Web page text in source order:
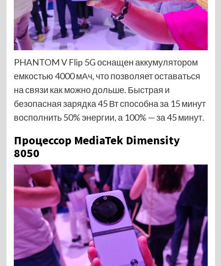
PHANTOM V Flip 5G оснащен аккумулятором
емкостью 4000 мАч, что позволяет оставаться
на связи как можно дольше. Быстрая и
безопасная зарядка 45 Вт способна за 15 минут
восполнить 50% энергии, а 100% — за 45 минут.
Процессор MediaTek Dimensity
8050